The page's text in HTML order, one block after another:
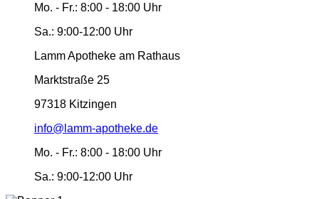
Mo. - Fr.: 8:00 - 18:00 Uhr
Sa.: 9:00-12:00 Uhr
Lamm Apotheke am Rathaus
Marktstraße 25
97318 Kitzingen
info@lamm-apotheke.de
Mo. - Fr.: 8:00 - 18:00 Uhr
Sa.: 9:00-12:00 Uhr